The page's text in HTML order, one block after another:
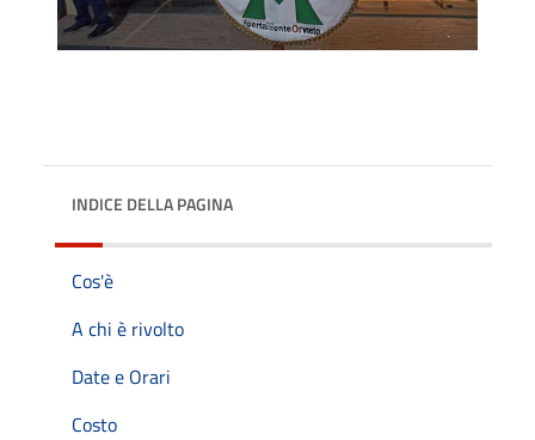
INDICE DELLA PAGINA
Cos'è
A chi è rivolto
Date e Orari
Costo